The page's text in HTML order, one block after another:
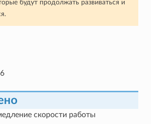
будут продолжать развиваться и
скорости работы